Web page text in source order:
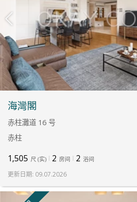
海灣閣
赤柱灘道 16 号
赤柱
1,505 尺 (实) 2 房间 2 浴间
更新日期: 09.07.2026